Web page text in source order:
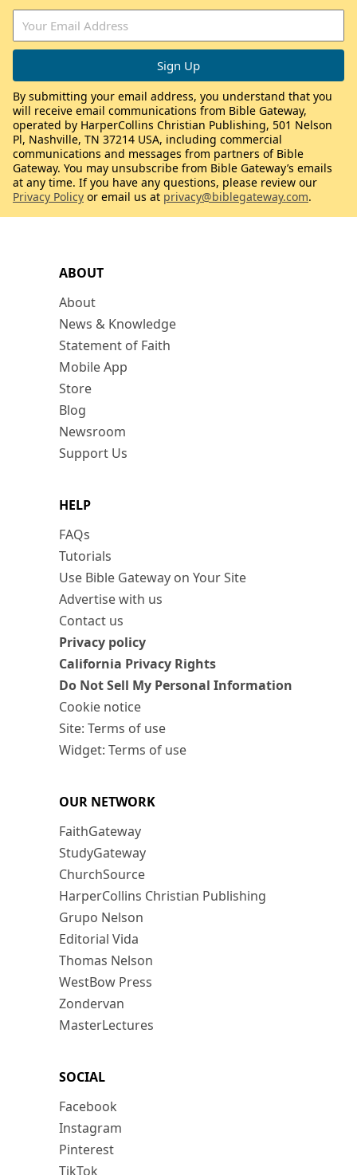
ABOUT
About
News & Knowledge
Statement of Faith
Mobile App
Store
Blog
Newsroom
Support Us
HELP
FAQs
Tutorials
Use Bible Gateway on Your Site
Advertise with us
Contact us
Privacy policy
California Privacy Rights
Do Not Sell My Personal Information
Cookie notice
Site: Terms of use
Widget: Terms of use
OUR NETWORK
FaithGateway
StudyGateway
ChurchSource
HarperCollins Christian Publishing
Grupo Nelson
Editorial Vida
Thomas Nelson
WestBow Press
Zondervan
MasterLectures
SOCIAL
Facebook
Instagram
Pinterest
TikTok
By submitting your email address, you understand that you
will receive email communications from Bible Gateway,
operated by HarperCollins Christian Publishing, 501 Nelson
Pl, Nashville, TN 37214 USA, including commercial
communications and messages from partners of Bible
Gateway. You may unsubscribe from Bible Gateway’s emails
at any time. If you have any questions, please review our
Privacy Policy or email us at privacy@biblegateway.com.